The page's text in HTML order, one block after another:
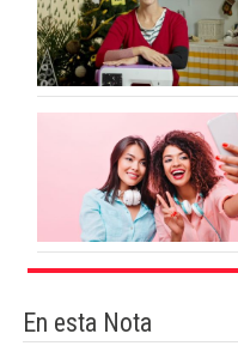
En esta Nota